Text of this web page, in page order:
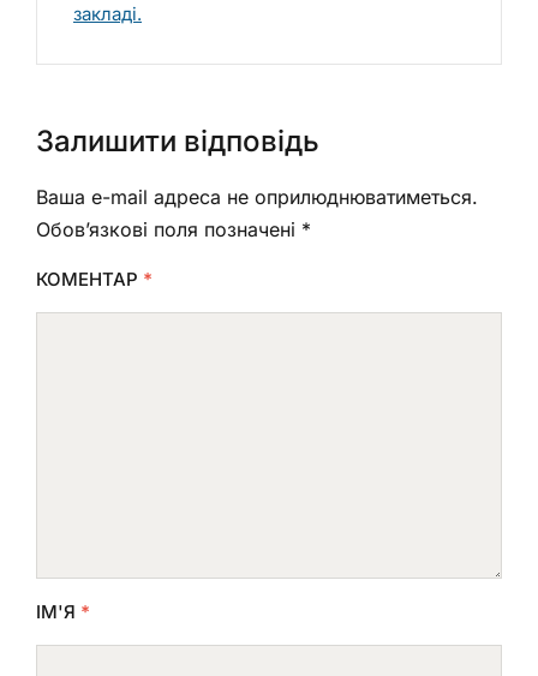
закладі.
Залишити відповідь
Ваша e-mail адреса не оприлюднюватиметься.
Обов’язкові поля позначені *
КОМЕНТАР *
ІМ'Я *